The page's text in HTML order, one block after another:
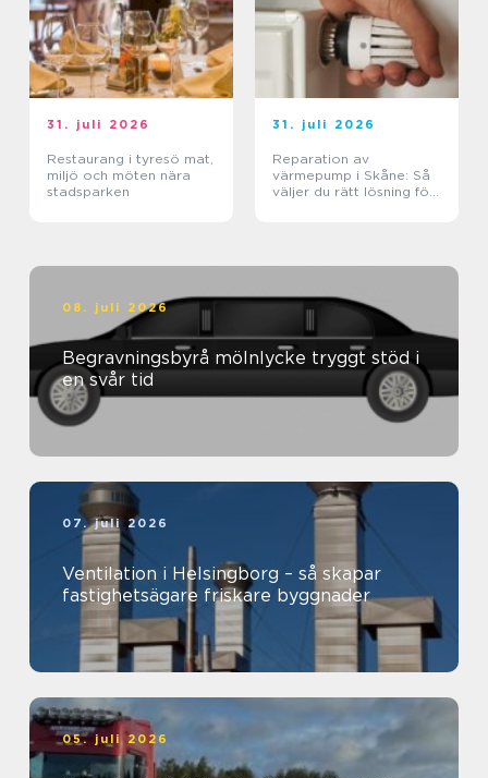
31. juli 2026
Restaurang i tyresö mat,
miljö och möten nära
stadsparken
31. juli 2026
Reparation av
värmepump i Skåne: Så
väljer du rätt lösning för
08. juli 2026
Begravningsbyrå mölnlycke tryggt stöd i
en svår tid
07. juli 2026
Ventilation i Helsingborg – så skapar
fastighetsägare friskare byggnader
05. juli 2026